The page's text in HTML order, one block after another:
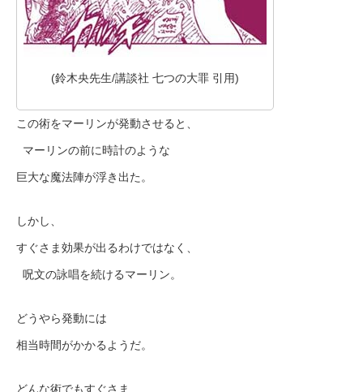
(鈴木央先生/講談社 七つの大罪 引用)
この術をマーリンが発動させると、
マーリンの前に時計のような
巨大な魔法陣が浮き出た。
しかし、
すぐさま効果が出るわけではなく、
呪文の詠唱を続けるマーリン。
どうやら発動には
相当時間がかかるようだ。
どんな術でもすぐさま